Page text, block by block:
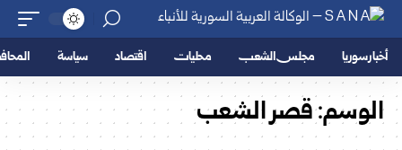
أخبار سوريا مجلس الشعب محليات اقتصاد سياسة
الوسم:قصر الشعب